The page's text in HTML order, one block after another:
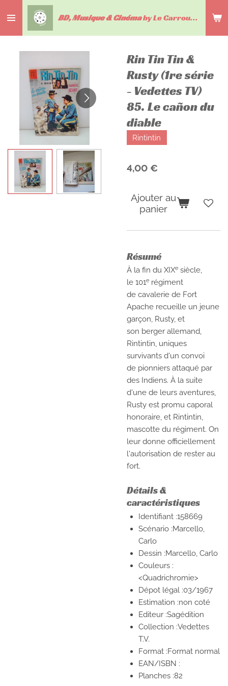
au
contenu
BD, Musique & Cinémaby Le Carrousel du livre
Rin Tin Tin &
Rusty (1re série
- Vedettes TV)
85. Le cañon du
diable
Rintintin
4,00 €
Ajouter au
panier
Résumé
À la fin du XIXe siècle,
le 101e régiment
de cavalerie de Fort
Apache recueille un jeune
garçon, Rusty, et
son berger allemand,
Rintintin, uniques
survivants d'un convoi
de pionniers attaqué par
des Indiens. À la suite
d'une de leurs aventures,
Rusty est promu caporal
honoraire, et Rintintin,
mascotte du régiment. On
leur donne officiellement
l'autorisation de rester au
fort.
Détails &
caractéristiques
Identifiant :158669
Scénario :Marcello,
Carlo
Dessin :Marcello, Carlo
Couleurs :
<Quadrichromie>
Dépot légal :03/1967
Estimation :non coté
Editeur :Sagédition
Collection :Vedettes
T.V.
Format :Format normal
EAN/ISBN :
Planches :82